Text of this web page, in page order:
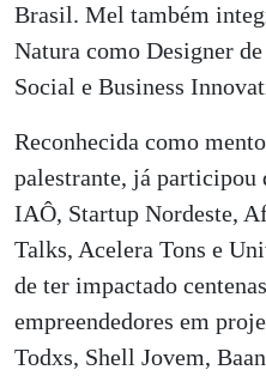
Brasil. Mel também
Natura como Designer
Social e Business
Reconhecida como
palestrante, já participou
IAÔ, Startup Nordeste,
Talks, Acelera Tons e
de ter impactado
empreendedores em
Todxs, Shell Jovem,